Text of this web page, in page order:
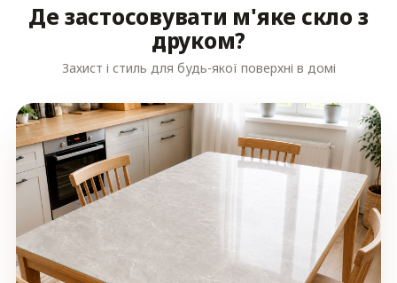
Де застосовувати м'яке скло з
друком?
Захист і стиль для будь-якої поверхні в домі